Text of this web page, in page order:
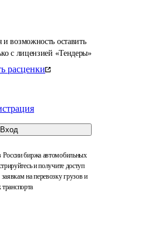
возможность оставить
с лицензией «Тендеры»
расценки
Вход
биржа автомобильных
и получите доступ
на перевозку грузов и
транспорта